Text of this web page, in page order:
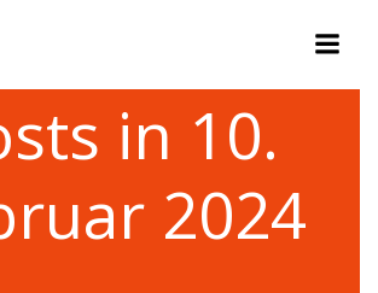
in 10.
2024